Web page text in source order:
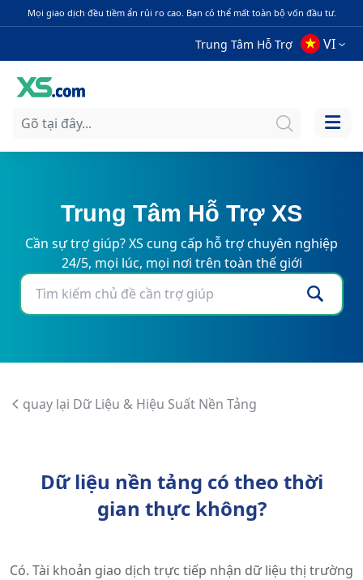
Mọi giao dịch đều tiềm ẩn rủi ro cao. Bạn có thể mất toàn bộ vốn đầu tư.
Trung Tâm Hỗ Trợ VI
Trung Tâm Hỗ Trợ XS
Cần sự trợ giúp? XS cung cấp hỗ trợ chuyên nghiệp
24/5, mọi lúc, mọi nơi trên toàn thế giới
quay lại Dữ Liệu & Hiệu Suất Nền Tảng
Dữ liệu nền tảng có theo thời
gian thực không?
Có. Tài khoản giao dịch trực tiếp nhận dữ liệu thị trường